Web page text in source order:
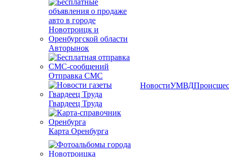
Авторынок
Отправка СМС
Гвардеец Труда
Карта Оренбурга
НовостиУМВД